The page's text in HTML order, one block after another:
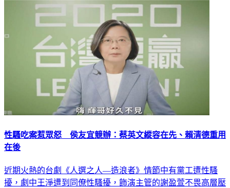
性騷吃案惹眾怒 侯友宜競辦：蔡英文縱容在先、賴清德重用
在後
近期火熱的台劇《人選之人—造浪者》情節中有黨工遭性騷
擾，劇中王淨遭到同僚性騷擾，飾演主管的謝盈萱不畏高層壓